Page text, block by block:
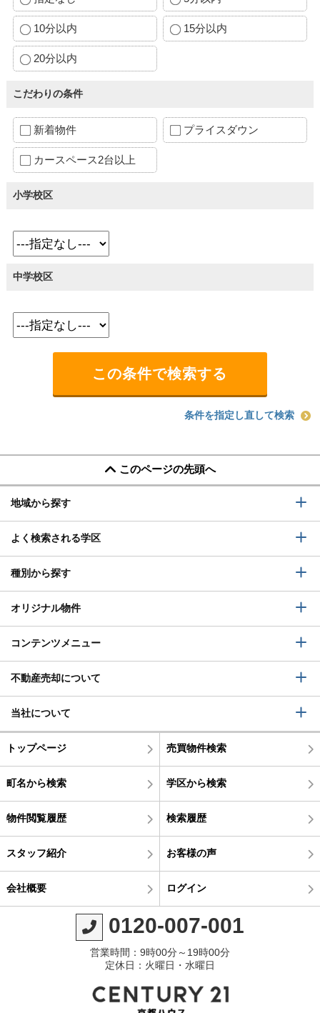
10分以内 15分以内
20分以内
こだわりの条件
新着物件 プライスダウン
カースペース2台以上
小学校区
中学校区
条件を指定し直して検索
このページの先頭へ
地域から探す
よく検索される学区
種別から探す
オリジナル物件
コンテンツメニュー
不動産売却について
当社について
トップページ 売買物件検索
町名から検索 学区から検索
物件閲覧履歴 検索履歴
スタッフ紹介 お客様の声
会社概要 ログイン
0120-007-001
営業時間：9時00分～19時00分
定休日：火曜日・水曜日